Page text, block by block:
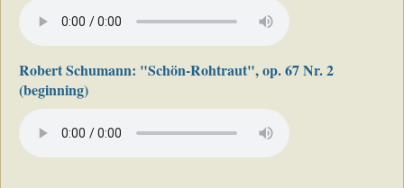
Robert Schumann: "Schön-Rohtraut", op. 67 Nr. 2
(beginning)